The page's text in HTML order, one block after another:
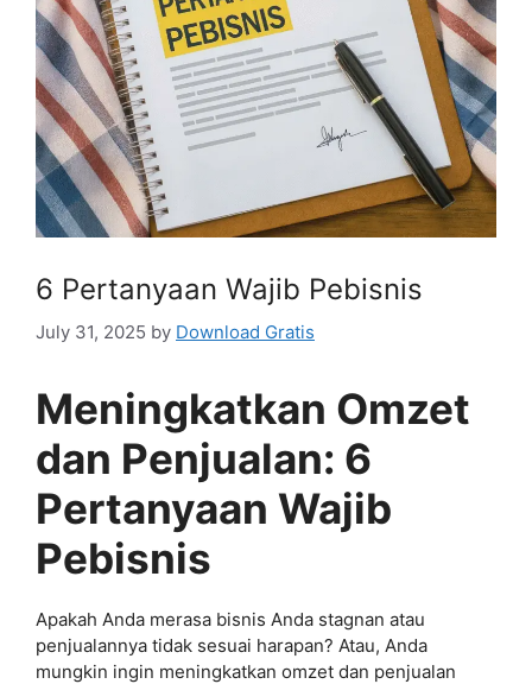
6 Pertanyaan Wajib Pebisnis
July 31, 2025 by Download Gratis
Meningkatkan Omzet
dan Penjualan: 6
Pertanyaan Wajib
Pebisnis
Apakah Anda merasa bisnis Anda stagnan atau
penjualannya tidak sesuai harapan? Atau, Anda
mungkin ingin meningkatkan omzet dan penjualan